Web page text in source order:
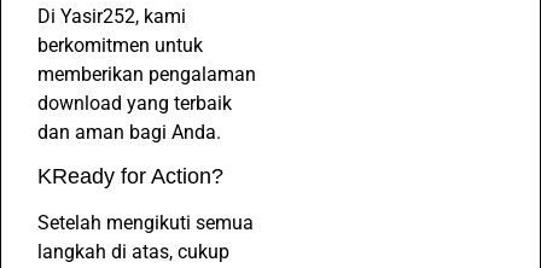
Di Yasir252, kami
berkomitmen untuk
memberikan pengalaman
download yang terbaik
dan aman bagi Anda.
KReady for Action?
Setelah mengikuti semua
langkah di atas, cukup